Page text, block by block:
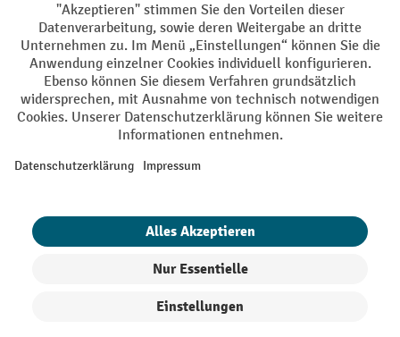
Impressum Datenschutz
Barrierefreiheit Privacy Settings
Alle Preise exkl. gesetzl. Mehrwertsteuer zzgl.Versandkostenund ggf.
Nachnahmegebühren, wenn nicht anders angegeben.
¹ Der Rabatt gilt so lange der Vorrat reicht. Der Rabatt gilt nicht auf
oder Gutscheinen ist nicht möglich. | ² Der Rabatt wird einmalig bei
eingelöst werden. Die Höhe des Rabatts variiert je nach
Produktkategorie und beträgt bis zu 10 % (10 % auf Lager, Umwelt,
Heben | 7% auf Büro). Ausgenommen sind Elektro-Hubwagen,
Ausschluss von Werkzeug. Gilt nicht auf Sonderpreise. Kombination